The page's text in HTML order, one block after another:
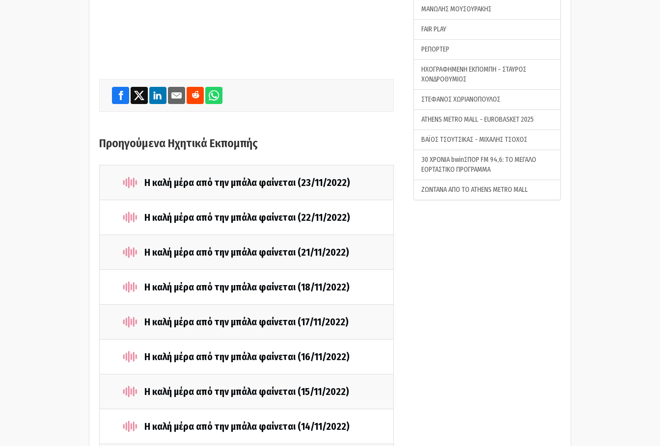
Προηγούμενα Ηχητικά Εκπομπής
Η καλή μέρα από την μπάλα φαίνεται (23/11/2022)
Η καλή μέρα από την μπάλα φαίνεται (22/11/2022)
Η καλή μέρα από την μπάλα φαίνεται (21/11/2022)
Η καλή μέρα από την μπάλα φαίνεται (18/11/2022)
Η καλή μέρα από την μπάλα φαίνεται (17/11/2022)
Η καλή μέρα από την μπάλα φαίνεται (16/11/2022)
Η καλή μέρα από την μπάλα φαίνεται (15/11/2022)
Η καλή μέρα από την μπάλα φαίνεται (14/11/2022)
ΜΑΝΩΛΗΣ ΜΟΥΣΟΥΡΑΚΗΣ
FAIR PLAY
ΡΕΠΟΡΤΕΡ
ΗΧΟΓΡΑΦΗΜΕΝΗ ΕΚΠΟΜΠΗ - ΣΤΑΥΡΟΣ
ΧΟΝΔΡΟΘΥΜΙΟΣ
ΣΤΕΦΑΝΟΣ ΧΩΡΙΑΝΟΠΟΥΛΟΣ
ATHENS METRO MALL - EUROBASKET 2025
ΒΑΪΟΣ ΤΣΟΥΤΣΙΚΑΣ - ΜΙΧΑΛΗΣ ΤΣΟΧΟΣ
30 ΧΡΟΝΙΑ bwinΣΠΟΡ FM 94,6: ΤΟ ΜΕΓΑΛΟ
ΕΟΡΤΑΣΤΙΚΟ ΠΡΟΓΡΑΜΜΑ
ΖΩΝΤΑΝΑ ΑΠΟ ΤΟ ATHENS METRO MALL